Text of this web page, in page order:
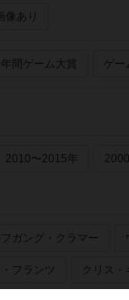
像あり
間ゲーム大賞 ゲー
2010〜2015年
フガング・クラマー
フランツ クリス・